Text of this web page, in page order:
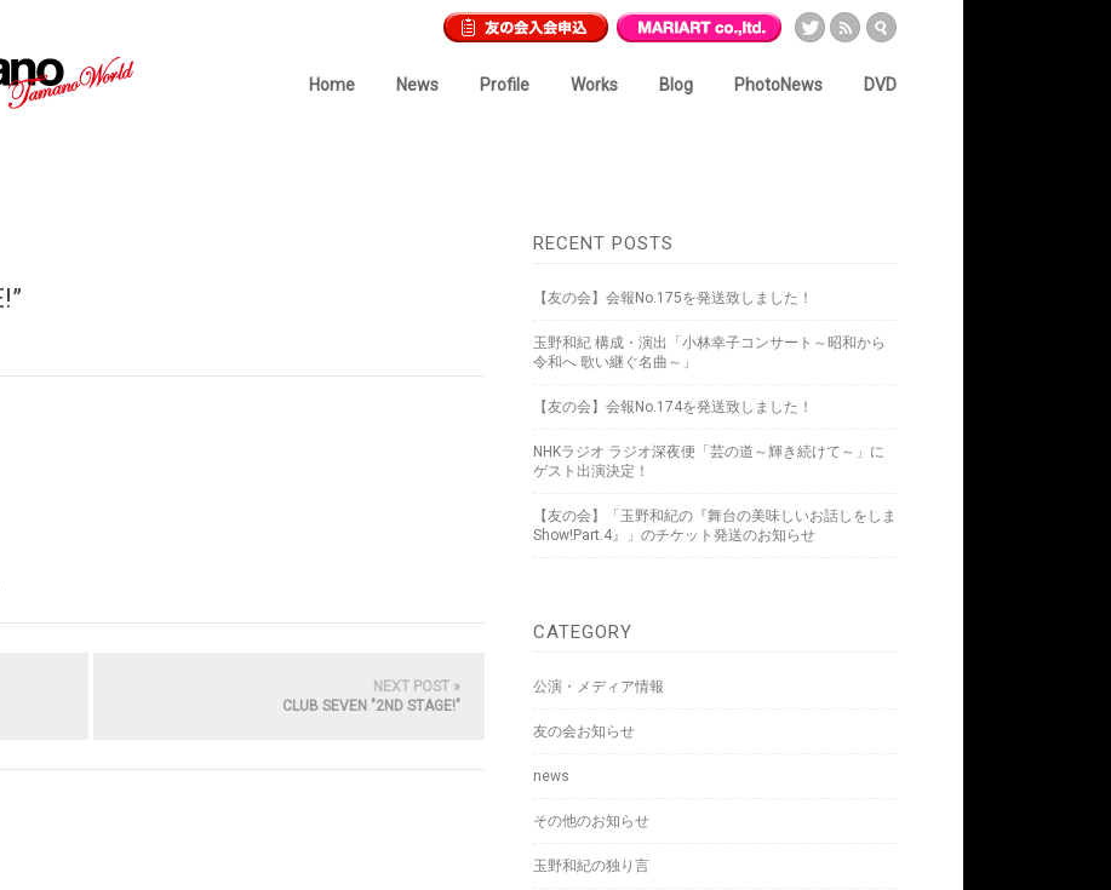
Home News Profile Works Blog PhotoNews DVD
NEXT POST »
CLUB SEVEN "2ND STAGE!"
RECENT POSTS
【友の会】会報No.175を発送致しました！
玉野和紀 構成・演出「小林幸子コンサート～昭和から
令和へ 歌い継ぐ名曲～」
【友の会】会報No.174を発送致しました！
NHKラジオ ラジオ深夜便「芸の道～輝き続けて～」に
ゲスト出演決定！
【友の会】「玉野和紀の『舞台の美味しいお話しをしま
Show!Part.4』」のチケット発送のお知らせ
CATEGORY
公演・メディア情報
友の会お知らせ
news
その他のお知らせ
玉野和紀の独り言